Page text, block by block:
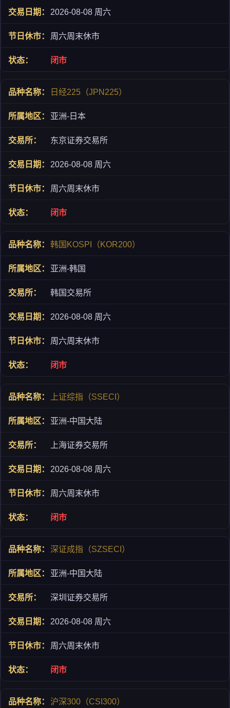
2026-08-08 周六
周六周末休市
闭市
日经225（JPN225）
亚洲-日本
东京证券交易所
2026-08-08 周六
周六周末休市
闭市
韩国KOSPI（KOR200）
亚洲-韩国
韩国交易所
2026-08-08 周六
周六周末休市
闭市
上证综指（SSECI）
亚洲-中国大陆
上海证券交易所
2026-08-08 周六
周六周末休市
闭市
深证成指（SZSECI）
亚洲-中国大陆
深圳证券交易所
2026-08-08 周六
周六周末休市
闭市
沪深300（CSI300）